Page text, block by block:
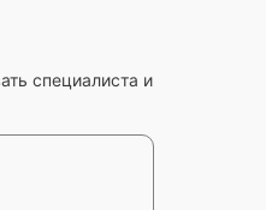
специалиста и